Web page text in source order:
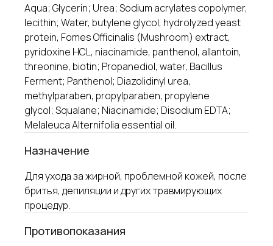
Aqua; Glycerin; Urea; Sodium acrylates copolymer,
lecithin; Water, butylene glycol, hydrolyzed yeast
protein, Fomes Officinalis (Mushroom) extract,
pyridoxine HCL, niacinamide, panthenol, allantoin,
threonine, biotin; Propanediol, water, Bacillus
Ferment; Panthenol; Diazolidinyl urea,
methylparaben, propylparaben, propylene
glycol; Squalane; Niacinamide; Disodium EDTA;
Melaleuca Alternifolia essential oil.
Назначение
Для ухода за жирной, проблемной кожей, после
бритья, депиляции и других травмирующих
процедур.
Противопоказания
+7 (495) 145-81-49
+7 (499) 460-03-76
info@neosbiolab.com
отдел продаж: 10.00-18.00 по Мск
метро Павелецкая/Серпуховская
адрес производства
горячая линия: 10.00-18.00 по Мск